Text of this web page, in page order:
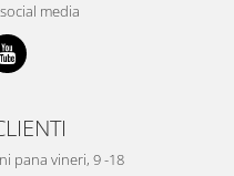
media
pana vineri, 9 -18